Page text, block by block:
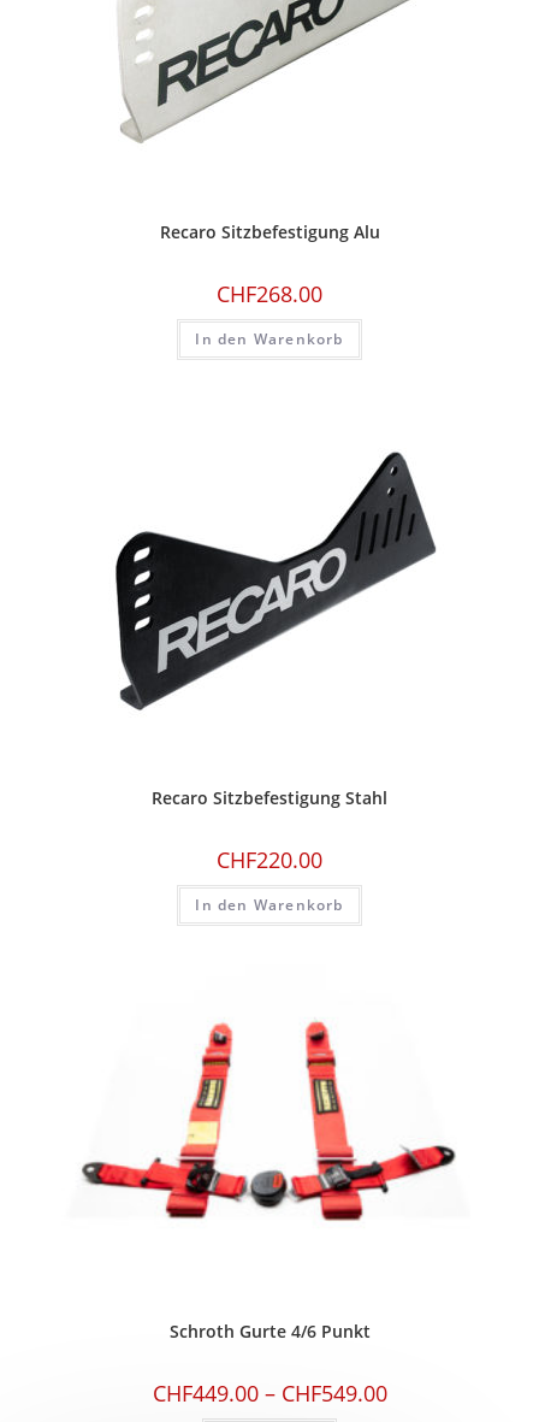
Recaro Sitzbefestigung Alu
CHF268.00
In den Warenkorb
Recaro Sitzbefestigung Stahl
CHF220.00
In den Warenkorb
Schroth Gurte 4/6 Punkt
CHF449.00– CHF549.00